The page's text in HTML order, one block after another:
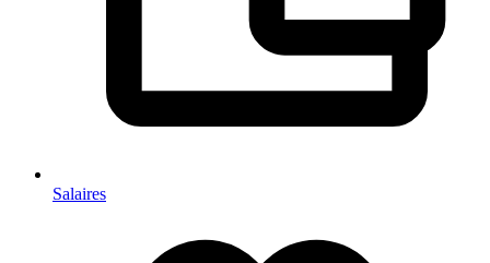
Salaires